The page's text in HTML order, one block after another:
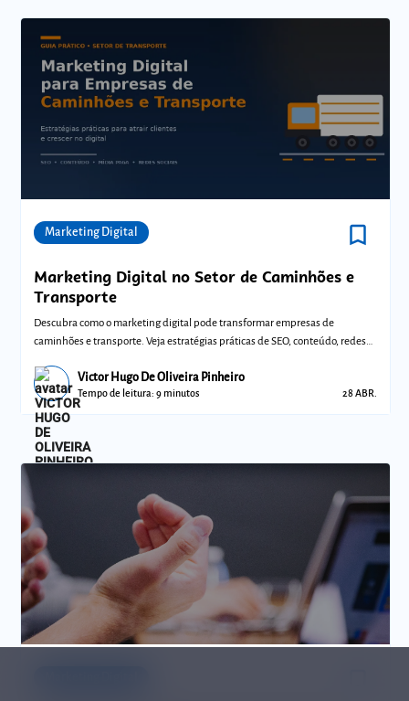
Marketing Digital bookmark_border
Marketing Digital no Setor de Caminhões e
Transporte
Descubra como o marketing digital pode transformar empresas de
caminhões e transporte. Veja estratégias práticas de SEO, conteúdo, redes
Victor Hugo De Oliveira Pinheiro
Tempo de leitura: 9 minutos 28 ABR.